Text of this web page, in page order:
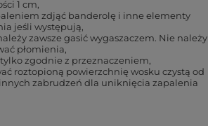
1 cm
zdjąć banderolę i inne elementy
jeśli występują
zawsze gasić wygaszaczem. Nie należy
płomienia
tylko zgodnie z przeznaczeniem
roztopioną powierzchnię wosku czystą od
zabrudzeń dla uniknięcia zapalenia